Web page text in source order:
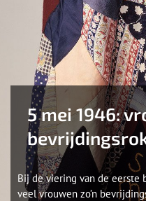
5 mei 1946:
Bij de viering van de eerste
veel vrouwen zo’n